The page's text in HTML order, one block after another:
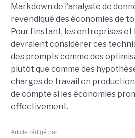
Markdown de l’analyste de
revendiqué des économies de
Pour l’instant, les entreprises
devraient considérer ces
des prompts comme des
plutôt que comme des
charges de travail en
de compte si les économies
effectivement.
Article rédigé par